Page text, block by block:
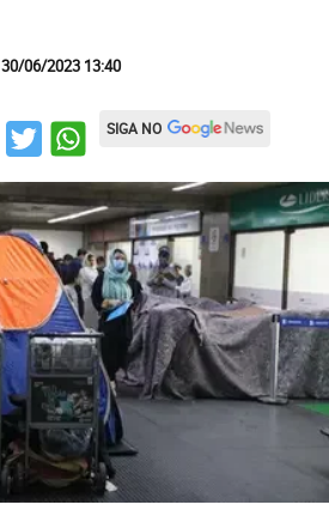
30/06/2023 13:40
SIGA NO